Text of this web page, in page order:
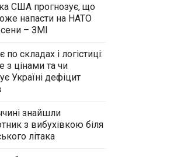
США прогнозує, що
напасти на НАТО
– ЗМІ
по складах і логістиці:
з цінами та чи
Україні дефіцит
знайшли
з вибухівкою біля
літака